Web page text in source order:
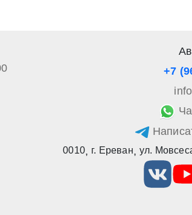
+7
0010, г. Ереван, ул.